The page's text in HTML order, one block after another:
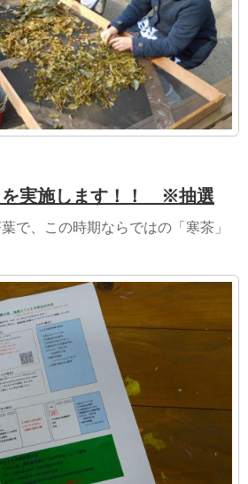
を実施します！！ ※抽選
で、この時期ならではの「寒茶」